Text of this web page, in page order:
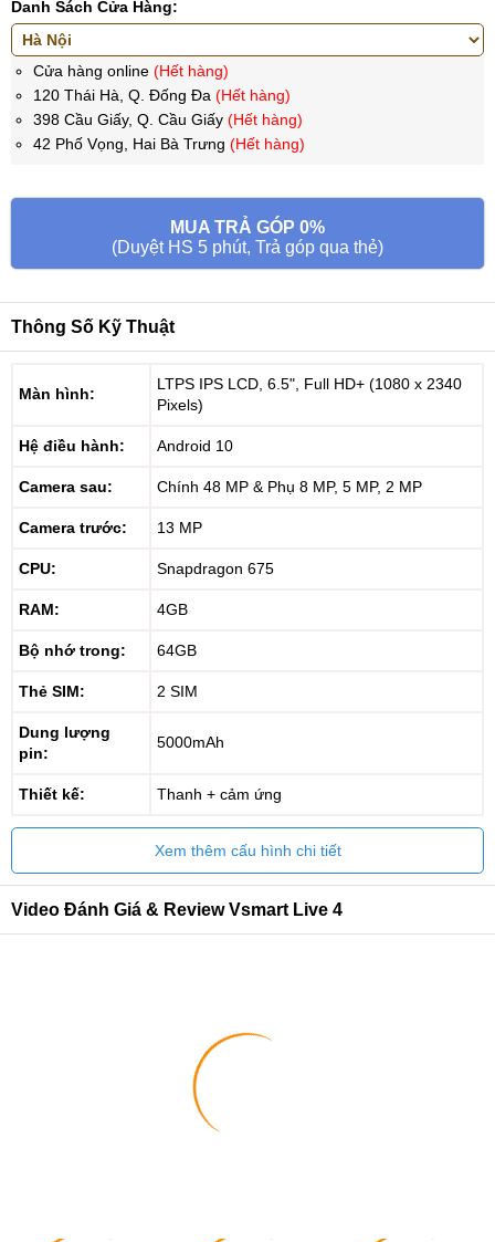
Danh Sách Cửa Hàng:
Cửa hàng online (Hết hàng)
120 Thái Hà, Q. Đống Đa (Hết hàng)
398 Cầu Giấy, Q. Cầu Giấy (Hết hàng)
42 Phố Vọng, Hai Bà Trưng (Hết hàng)
MUA TRẢ GÓP 0%
(Duyệt HS 5 phút, Trả góp qua thẻ)
Thông Số Kỹ Thuật
Màn hình:
LTPS IPS LCD, 6.5", Full HD+ (1080 x 2340
Pixels)
Hệ điều hành: Android 10
Camera sau: Chính 48 MP & Phụ 8 MP, 5 MP, 2 MP
Camera trước: 13 MP
CPU: Snapdragon 675
RAM: 4GB
Bộ nhớ trong: 64GB
Thẻ SIM: 2 SIM
Dung lượng
pin:
5000mAh
Thiết kế: Thanh + cảm ứng
Xem thêm cấu hình chi tiết
Video Đánh Giá & Review Vsmart Live 4